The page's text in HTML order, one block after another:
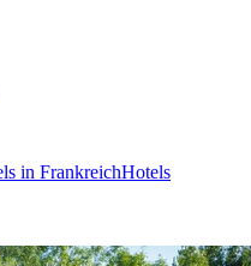
in FrankreichHotels